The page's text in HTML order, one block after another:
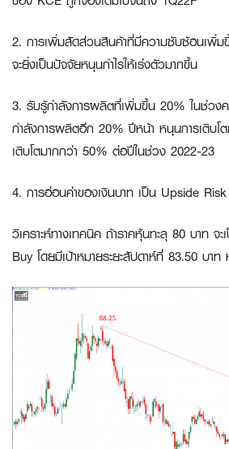
2. การเพิ่มสัดส่วนสินค้าที่มีความซับซ้อนเพิ่มขึ้
จะยิ่งเป็นปัจจัยหนุนกำไรให้เร่งตัวมากขึ้น
3. รับรู้กำลังการผลิตที่เพิ่มขึ้น 20% ในช่วง
กำลังการผลิตอีก 20% ปีหน้า หนุนการเติบโต
เติบโตมากกว่า 50% ต่อปีในช่วง 2022-23
4. การอ่อนค่าของเงินบาท เป็น Upside
วิเคราะห์ทางเทคนิค ถ้าราคหุ้นทะลุ 80 บาท
Buy โดยมีเป้าหมายระยะสัปดาห์ที่ 83.50 บา